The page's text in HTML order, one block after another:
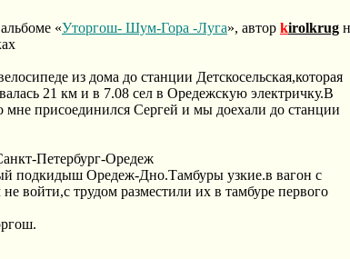
«Уторгош- Шум-Гора -Луга», автор kirolkrug
из дома до станции Детскосельская,которая
21 км и в 7.08 сел в Оредежскую электричку.В
мне присоединился Сергей и мы доехали до станции
Петербург-Оредеж
подкидыш Оредеж-Дно.Тамбуры узкие.в вагон с
войти,с трудом разместили их в тамбуре первого